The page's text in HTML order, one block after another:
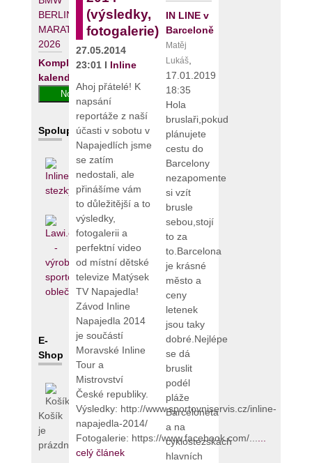
BERLIN-
MARATHON
2026
Kompletní
kalendář
Spolupracujeme
E-
Shop
Košík
je
prázdný
(výsledky,
fotogalerie)
27.05.2014
23:01 I Inline
Ahoj přátelé! K
napsání
reportáže z naší
účasti v sobotu v
Napajedlích jsme
se zatím
nedostali, ale
přinášíme vám
to důležitější a to
výsledky,
fotogalerii a
perfektní video
od místní dětské
televize Matýsek
TV Napajedla!
Závod Inline
Napajedla 2014
je součástí
Moravské Inline
Tour a
Mistrovství
České republiky.
Výsledky: http://www.sportovniservis.cz/inline-
napajedla-2014/
Fotogalerie: https://www.facebook.com/......
celý článek
IN LINE v
Barceloně
Matěj
Lukáš,
17.01.2019
18:35
Hola
bruslaři,pokud
plánujete
cestu do
Barcelony
nezapomente
si vzít
brusle
sebou,stojí
to za
to.Barcelona
je krásné
město a
ceny
letenek
jsou taky
dobré.Nejlépe
se dá
bruslit
podél
pláže
Barceloneta
a na
cyklostezskách
hlavních